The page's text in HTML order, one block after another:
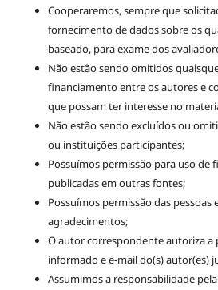
Cooperaremos, sempre que
fornecimento de dados sobre os
baseado, para exame dos
Não estão sendo omitidos
financiamento entre os autores e
que possam ter interesse no
Não estão sendo excluídos ou
ou instituições participantes;
Possuímos permissão para uso de
publicadas em outras fontes;
Possuímos permissão das pessoas
agradecimentos;
O autor correspondente autoriza a
informado e e-mail do(s) autor(es)
Assumimos a responsabilidade